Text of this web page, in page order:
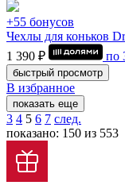
+55 бонусов
Чехлы для коньков
1 390 ₽
по
быстрый просмотр
В избранное
показать еще
3 4 5 6 7 след.
показано: 150 из 553